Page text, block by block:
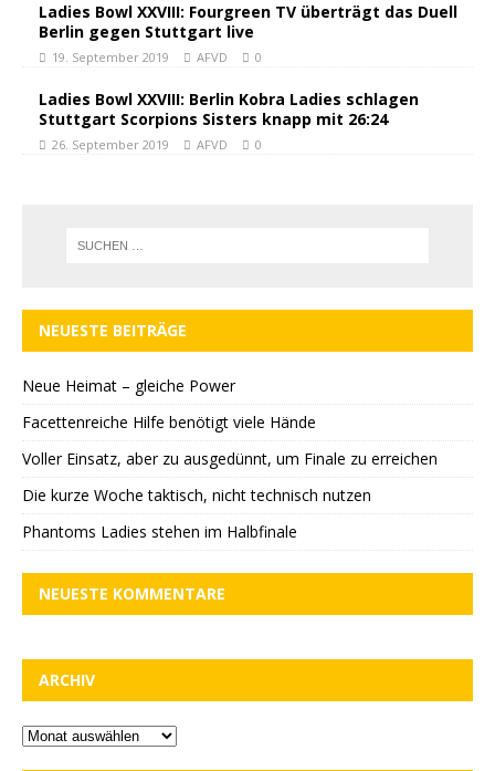
Ladies Bowl XXVIII: Fourgreen TV überträgt das Duell
Berlin gegen Stuttgart live
19. September 2019 AFVD 0
Ladies Bowl XXVIII: Berlin Kobra Ladies schlagen
Stuttgart Scorpions Sisters knapp mit 26:24
26. September 2019 AFVD 0
NEUESTE BEITRÄGE
Neue Heimat – gleiche Power
Facettenreiche Hilfe benötigt viele Hände
Voller Einsatz, aber zu ausgedünnt, um Finale zu erreichen
Die kurze Woche taktisch, nicht technisch nutzen
Phantoms Ladies stehen im Halbfinale
NEUESTE KOMMENTARE
ARCHIV